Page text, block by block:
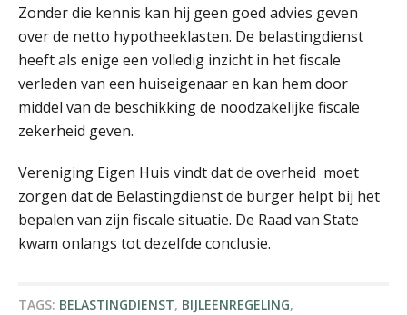
Zonder die kennis kan hij geen goed advies geven
over de netto hypotheeklasten. De belastingdienst
heeft als enige een volledig inzicht in het fiscale
verleden van een huiseigenaar en kan hem door
middel van de beschikking de noodzakelijke fiscale
zekerheid geven.
Vereniging Eigen Huis vindt dat de overheid moet
zorgen dat de Belastingdienst de burger helpt bij het
bepalen van zijn fiscale situatie. De Raad van State
kwam onlangs tot dezelfde conclusie.
TAGS: BELASTINGDIENST, BIJLEENREGELING,
Arnaud Booij
Matthijs van Keulen